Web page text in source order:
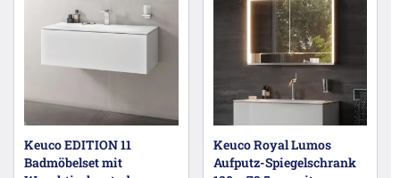
Keuco EDITION 11
Badmöbelset mit
Keuco Royal Lumos
Aufputz-Spiegelschrank